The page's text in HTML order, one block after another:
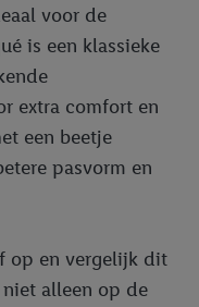
voor de
is een klassieke
extra comfort en
een beetje
pasvorm en
op en vergelijk dit
alleen op de